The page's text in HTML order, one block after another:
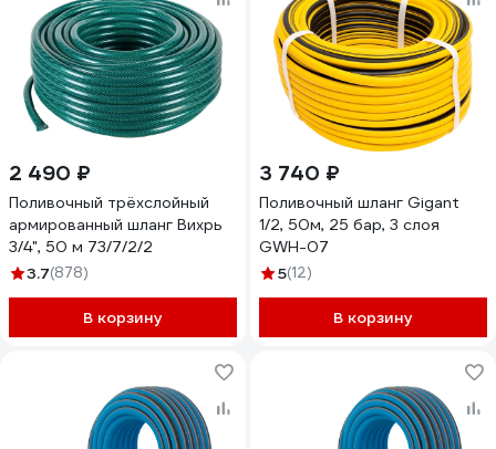
2 490 ₽
Поливочный трёхслойный
армированный шланг Вихрь
3/4", 50 м 73/7/2/2
3.7(878)
В корзину
3 740 ₽
Поливочный шланг Gigant
1/2, 50м, 25 бар, 3 слоя
GWH-07
5(12)
В корзину